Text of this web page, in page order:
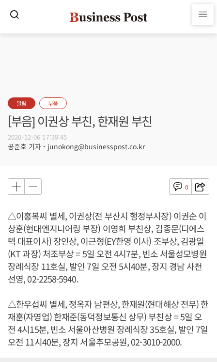
알림 부음
[부음] 이권상 부친, 한재원 부친
2020-12-06 17:39:45
공준호 기자 - junokong@businesspost.co.kr
0
△이홍복씨 별세, 이권상(전 부산시 행정부시장) 이권순 이
상훈(현대엔지니어링 부장) 이영희 부친상, 김종문(디에스
텍 대표이사) 장인상, 이근형(EY한영 이사) 조부상, 김광일
(KT 과장) 처조부상 = 5일 오전 4시7분, 빈소 서울성모병원
장례식장 11호실, 발인 7일 오전 5시40분, 장지 경남 사천
선영, 02-2258-5940.
△한우섭씨 별세, 정옥자 남편상, 한재원(현대해상 전무) 한
재훈(자영업) 한재준(동덕정보통신 상무) 부친상 = 5일 오
전 4시15분, 빈소 서울아산병원 장례식장 35호실, 발인 7일
오전 11시40분, 장지 서울추모공원, 02-3010-2000.